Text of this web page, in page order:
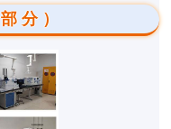
分）